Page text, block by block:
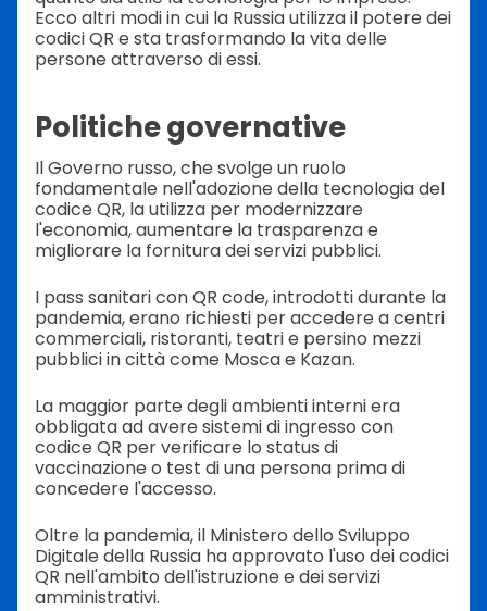
Ecco altri modi in cui la Russia utilizza il potere dei
codici QR e sta trasformando la vita delle
persone attraverso di essi.
Politiche governative
Il Governo russo, che svolge un ruolo
fondamentale nell'adozione della tecnologia del
codice QR, la utilizza per modernizzare
l'economia, aumentare la trasparenza e
migliorare la fornitura dei servizi pubblici.
I pass sanitari con QR code, introdotti durante la
pandemia, erano richiesti per accedere a centri
commerciali, ristoranti, teatri e persino mezzi
pubblici in città come Mosca e Kazan.
La maggior parte degli ambienti interni era
obbligata ad avere sistemi di ingresso con
codice QR per verificare lo status di
vaccinazione o test di una persona prima di
concedere l'accesso.
Oltre la pandemia, il Ministero dello Sviluppo
Digitale della Russia ha approvato l'uso dei codici
QR nell'ambito dell'istruzione e dei servizi
amministrativi.